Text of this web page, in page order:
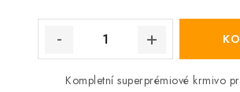
Kompletní superprémiové krmivo